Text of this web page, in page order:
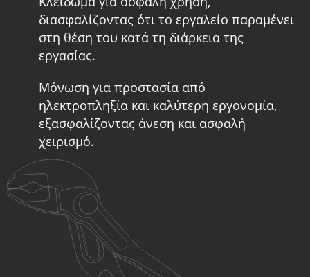
διασφαλίζοντας ότι το εργαλείο παραμένει
στη θέση του κατά τη διάρκεια της
εργασίας.
Μόνωση για προστασία από
ηλεκτροπληξία και καλύτερη εργονομία,
εξασφαλίζοντας άνεση και ασφαλή
χειρισμό.